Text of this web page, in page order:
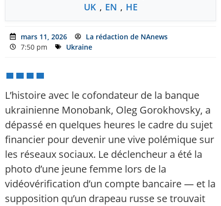
UK , EN , HE
mars 11, 2026
La rédaction de NAnews
7:50 pm
Ukraine
L’histoire avec le cofondateur de la banque
ukrainienne Monobank, Oleg Gorokhovsky, a
dépassé en quelques heures le cadre du sujet
financier pour devenir une vive polémique sur
les réseaux sociaux. Le déclencheur a été la
photo d’une jeune femme lors de la
vidéovérification d’un compte bancaire — et la
supposition qu’un drapeau russe se trouvait